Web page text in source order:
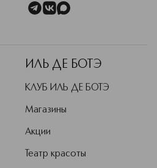
ИЛЬ ДЕ БОТЭ
КЛУБ ИЛЬ ДЕ БОТЭ
Магазины
Акции
Театр красоты